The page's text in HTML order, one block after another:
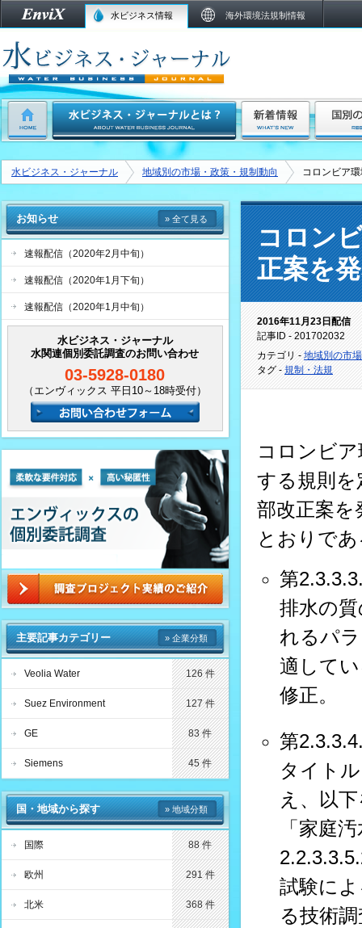
水ビジネス情報 海外環境法規制情報
水ビジネス・ジャーナル 地域別の市場・政策・規制動向 コロンビア
コロン
正案を
2016年11月23日配信
記事ID - 201702032
カテゴリ - 地域別の市
タグ - 規制・法規
コロンビ
する規則を
部改正案を
とおりで
第
排水の
れるパ
適して
修正。
第
タイト
え、以
「家庭
試験に
る技術
お知らせ » 全て見る
速報配信（2020年2月中旬）
速報配信（2020年1月下旬）
速報配信（2020年1月中旬）
水ビジネス・ジャーナル
水関連個別委託調査のお問い合わせ
03-5928-0180
（エンヴィックス 平日10～18時受付）
主要記事カテゴリー » 企業分類
Veolia Water 126 件
Suez Environment 127 件
GE 83 件
Siemens 45 件
国・地域から探す » 地域分類
国際 88 件
欧州 291 件
北米 368 件